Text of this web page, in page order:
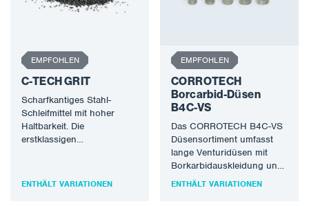
EMPFOHLEN
C-TECH GRIT
Scharfkantiges Stahl-
Schleifmittel mit hoher
Haltbarkeit. Die
erstklassigen
CORROTECH ermöglichen
ENTHÄLT VARIATIONEN
EMPFOHLEN
CORROTECH
Borcarbid-Düsen
B4C-VS
Das CORROTECH B4C-VS
Düsensortiment umfasst
lange Venturidüsen mit
Borkarbidauskleidung und
Aluminiumgehäuse.
ENTHÄLT VARIATIONEN